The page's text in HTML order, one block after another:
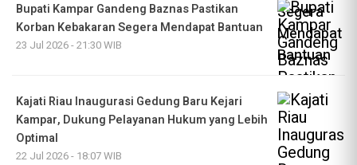
Bupati Kampar Gandeng Baznas Pastikan
Korban Kebakaran Segera Mendapat Bantuan
23 Jul 2026 - 21:30 WIB
Kajati Riau Inaugurasi Gedung Baru Kejari
Kampar, Dukung Pelayanan Hukum yang Lebih
Optimal
22 Jul 2026 - 18:07 WIB